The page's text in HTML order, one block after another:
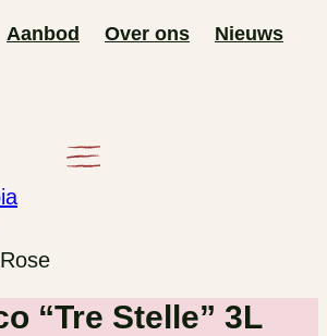
Aanbod Over ons Nieuws
“Tre Stelle” 3L